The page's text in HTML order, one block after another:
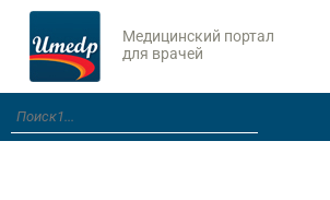
Медицинский портал
для врачей